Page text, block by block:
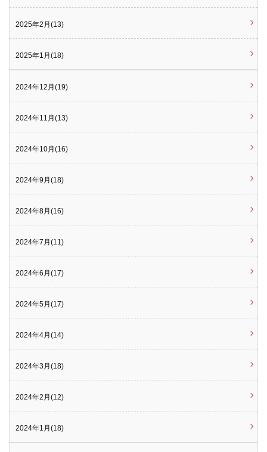
2025年2月(13)
2025年1月(18)
2024年12月(19)
2024年11月(13)
2024年10月(16)
2024年9月(18)
2024年8月(16)
2024年7月(11)
2024年6月(17)
2024年5月(17)
2024年4月(14)
2024年3月(18)
2024年2月(12)
2024年1月(18)